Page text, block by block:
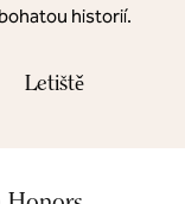
historií.
Letiště